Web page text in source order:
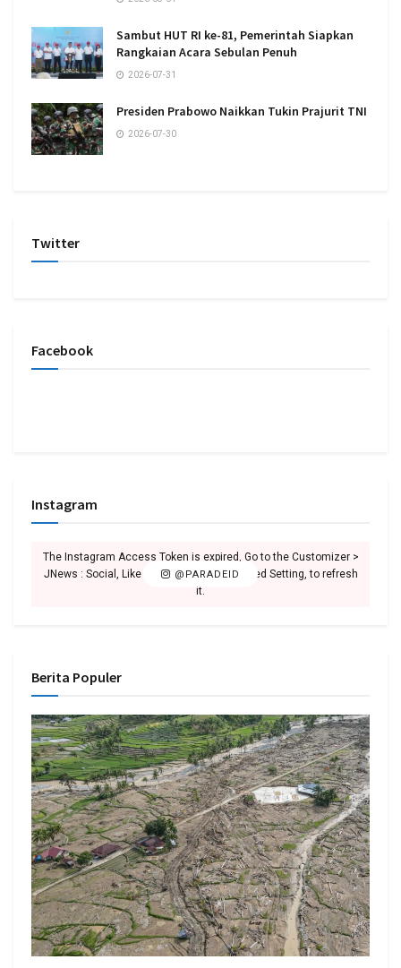
Sambut HUT RI ke-81, Pemerintah Siapkan
Rangkaian Acara Sebulan Penuh
2026-07-31
Presiden Prabowo Naikkan Tukin Prajurit TNI
2026-07-30
Twitter
Facebook
Instagram
@PARADEID
The Instagram Access Token is expired, Go to the Customizer >
JNews : Social, Like & View > Instagram Feed Setting, to refresh
it.
Berita Populer